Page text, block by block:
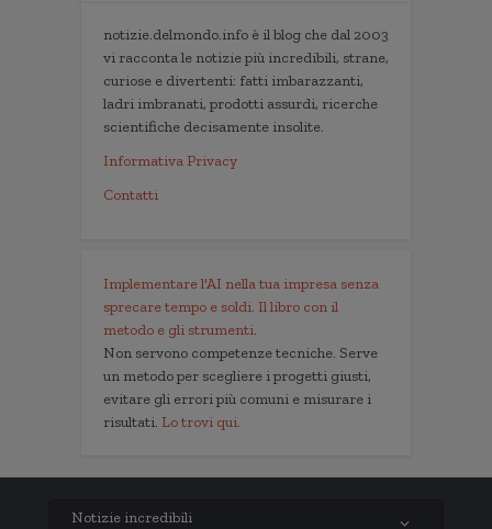
notizie.delmondo.info è il blog che dal 2003
vi racconta le notizie più incredibili, strane,
curiose e divertenti: fatti imbarazzanti,
ladri imbranati, prodotti assurdi, ricerche
scientifiche decisamente insolite.
Informativa Privacy
Contatti
Implementare l'AI nella tua impresa senza
sprecare tempo e soldi. Il libro con il
metodo e gli strumenti.
Non servono competenze tecniche. Serve
un metodo per scegliere i progetti giusti,
evitare gli errori più comuni e misurare i
risultati. Lo trovi qui.
Notizie incredibili